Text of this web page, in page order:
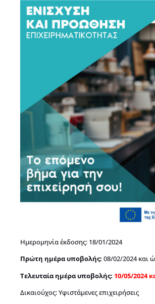
Ημερομηνία έκδοσης: 18/01/2024
Πρώτη ημέρα υποβολής: 08/02/2024 και
Τελευταία ημέρα υποβολής: 10/05/2024
Δικαιούχος: Υφιστάμενες επιχειρήσεις